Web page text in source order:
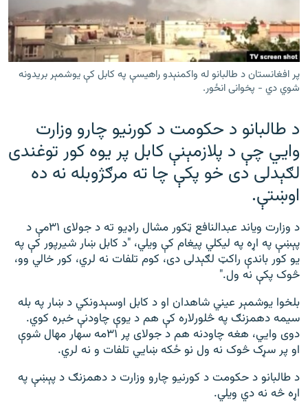
Gandhara
موږ وڅارئ
د ازادې اروپا راډیو ټولې ووبپاڼې
پر افغانستان د طالبانو له واکمنېدو راهیسې په کابل کې یوشمېر بریدونه
شوي دي - پخوانی انځور.
د طالبانو د حکومت د کورنیو چارو وزارت
وايي چې د پلازمېنې کابل پر یوه کور توغندی
لګېدلی دی خو پکې چا ته مرګژوبله نه ده
اوښتې.
د وزارت ویاند عبدالنافع ټکور مشال راډیو ته د جولای ۳۱مې د
پېښې په اړه په لیکلي پیغام کې ویلي، "د کابل ښار شیرپور کې په
یو کور باندې راکټ لګېدلی دی، کوم تلفات نه لري، کور خالي وو،
څوک پکې نه ول."
بلخوا یوشمېر عیني شاهدان او د کابل اوسېدونکي د ښار په بله
سیمه دهمزنګ په څلورلاره کې هم د یوې چاودنې خبره کوي.
دوی وايي، هغه چاودنه هم د جولای پر ۳۱مه سهار مهال شوې
او پر سړک څوک نه ول نو ځکه ښايي تلفات و نه لري.
د طالبانو د حکومت د کورنیو چارو وزارت د دهمزنګ د پېښې په
اړه څه نه دي ویلي.